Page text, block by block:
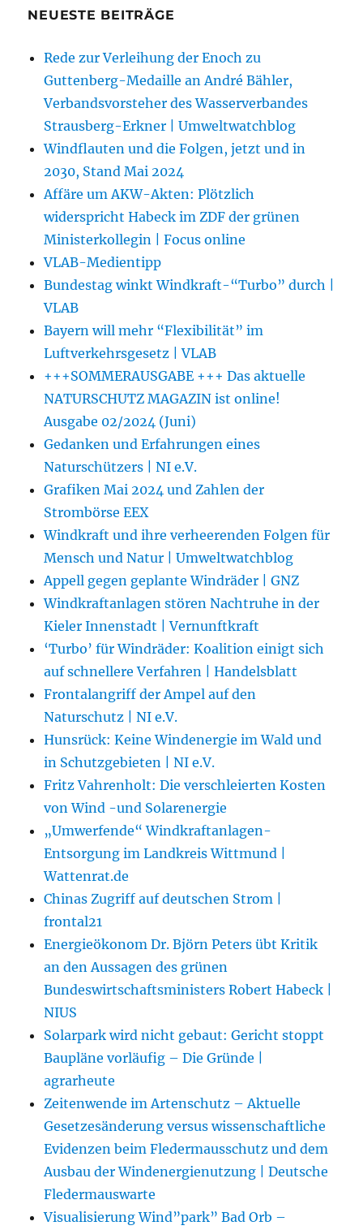
NEUESTE BEITRÄGE
Rede zur Verleihung der Enoch zu
Guttenberg-Medaille an André Bähler,
Verbandsvorsteher des Wasserverbandes
Strausberg-Erkner | Umweltwatchblog
Windflauten und die Folgen, jetzt und in
2030, Stand Mai 2024
Affäre um AKW-Akten: Plötzlich
widerspricht Habeck im ZDF der grünen
Ministerkollegin | Focus online
VLAB-Medientipp
Bundestag winkt Windkraft-“Turbo” durch |
VLAB
Bayern will mehr “Flexibilität” im
Luftverkehrsgesetz | VLAB
+++SOMMERAUSGABE +++ Das aktuelle
NATURSCHUTZ MAGAZIN ist online!
Ausgabe 02/2024 (Juni)
Gedanken und Erfahrungen eines
Naturschützers | NI e.V.
Grafiken Mai 2024 und Zahlen der
Strombörse EEX
Windkraft und ihre verheerenden Folgen für
Mensch und Natur | Umweltwatchblog
Appell gegen geplante Windräder | GNZ
Windkraftanlagen stören Nachtruhe in der
Kieler Innenstadt | Vernunftkraft
‘Turbo’ für Windräder: Koalition einigt sich
auf schnellere Verfahren | Handelsblatt
Frontalangriff der Ampel auf den
Naturschutz | NI e.V.
Hunsrück: Keine Windenergie im Wald und
in Schutzgebieten | NI e.V.
Fritz Vahrenholt: Die verschleierten Kosten
von Wind -und Solarenergie
„Umwerfende“ Windkraftanlagen-
Entsorgung im Landkreis Wittmund |
Wattenrat.de
Chinas Zugriff auf deutschen Strom |
frontal21
Energieökonom Dr. Björn Peters übt Kritik
an den Aussagen des grünen
Bundeswirtschaftsministers Robert Habeck |
NIUS
Solarpark wird nicht gebaut: Gericht stoppt
Baupläne vorläufig – Die Gründe |
agrarheute
Zeitenwende im Artenschutz – Aktuelle
Gesetzesänderung versus wissenschaftliche
Evidenzen beim Fledermausschutz und dem
Ausbau der Windenergienutzung | Deutsche
Fledermauswarte
Visualisierung Wind”park” Bad Orb –